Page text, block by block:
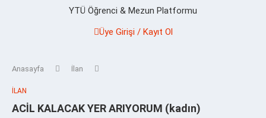
YTÜ Öğrenci & Mezun Platformu
Üye Girişi / Kayıt Ol
Anasayfa İlan
İLAN
ACİL KALACAK YER ARIYORUM (kadın)